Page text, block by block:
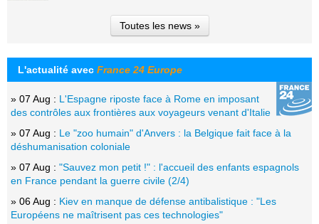
Toutes les news »
L'actualité avec France 24 Europe
» 07 Aug : L'Espagne riposte face à Rome en imposant
des contrôles aux frontières aux voyageurs venant d'Italie
» 07 Aug : Le "zoo humain" d'Anvers : la Belgique fait face à la
déshumanisation coloniale
» 07 Aug : "Sauvez mon petit !" : l'accueil des enfants espagnols
en France pendant la guerre civile (2/4)
» 06 Aug : Kiev en manque de défense antibalistique : "Les
Européens ne maîtrisent pas ces technologies"